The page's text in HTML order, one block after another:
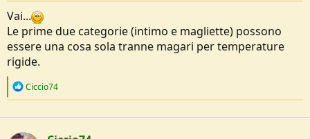
Vai...
Le prime due categorie (intimo e magliette) possono
essere una cosa sola tranne magari per temperature
rigide.
R
c
t
Ciccio74